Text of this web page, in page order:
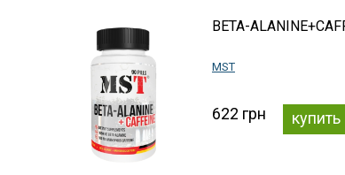
BETA-
MST
622 грн купить